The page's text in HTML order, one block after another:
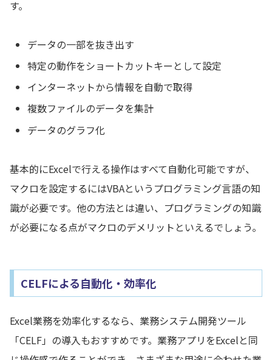
す。
データの一部を抜き出す
特定の動作をショートカットキーとして設定
インターネットから情報を自動で取得
複数ファイルのデータを集計
データのグラフ化
基本的にExcelで行える操作はすべて自動化可能ですが、
マクロを設定するにはVBAというプログラミング言語の知
識が必要です。他の方法とは違い、プログラミングの知識
が必要になる点がマクロのデメリットといえるでしょう。
CELFによる自動化・効率化
Excel業務を効率化するなら、業務システム開発ツール
「CELF」の導入もおすすめです。業務アプリをExcelと同